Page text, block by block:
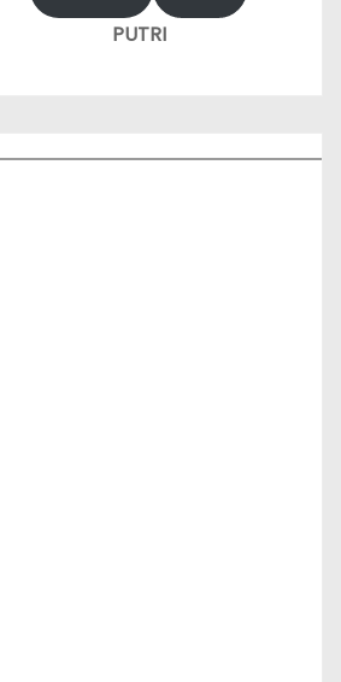
PUTRI